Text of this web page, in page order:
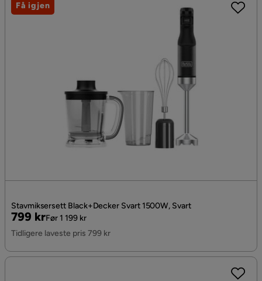
Stavmiksersett Black+Decker Svart 1500W, Svart
Pris
799 kr
Original
Pris
Før 1 199 kr
Tidligere laveste pris 799 kr
Få igjen